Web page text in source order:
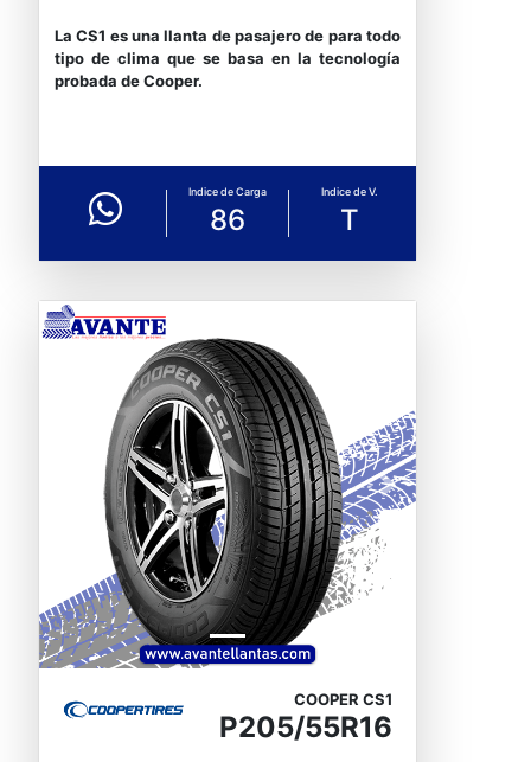
La CS1 es una llanta de pasajero de para todo
tipo de clima que se basa en la tecnología
probada de Cooper.
Indice de Carga
86
Indice de V.
T
Previous Next
COOPER CS1
P205/55R16